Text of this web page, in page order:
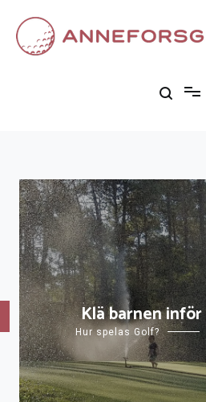
content
Klä barnen
Hur spelas Golf?